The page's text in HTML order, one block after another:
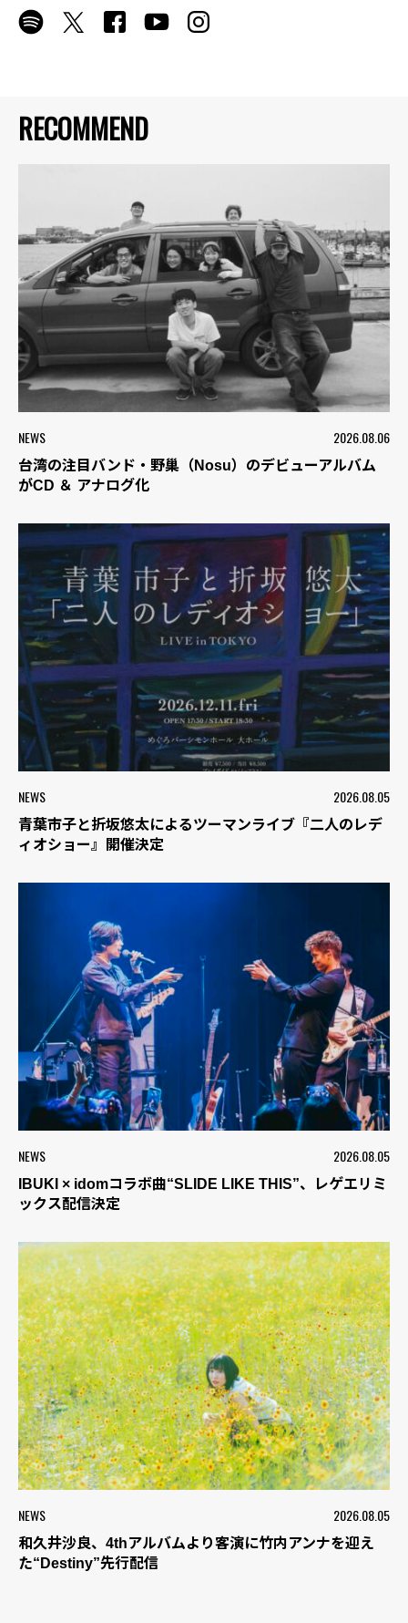
RECOMMEND
NEWS 2026.08.06
台湾の注目バンド・野巢（Nosu）のデビューアルバム
がCD ＆ アナログ化
NEWS 2026.08.05
青葉市子と折坂悠太によるツーマンライブ『二人のレデ
ィオショー』開催決定
NEWS 2026.08.05
IBUKI × idomコラボ曲“SLIDE LIKE THIS”、レゲエリミ
ックス配信決定
NEWS 2026.08.05
和久井沙良、4thアルバムより客演に竹内アンナを迎え
た“Destiny”先行配信